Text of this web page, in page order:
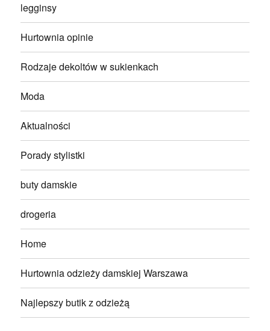
legginsy
Hurtownia opinie
Rodzaje dekoltów w sukienkach
Moda
Aktualności
Porady stylistki
buty damskie
drogeria
Home
Hurtownia odzieży damskiej Warszawa
Najlepszy butik z odzieżą